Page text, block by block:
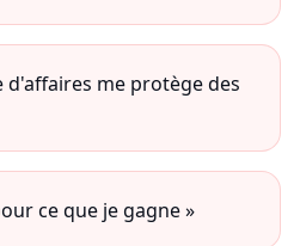
me protège des
ce que je gagne »